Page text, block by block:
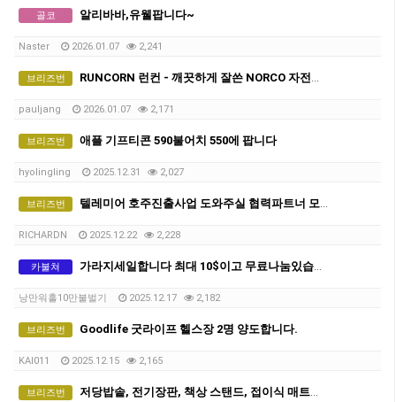
골코 알리바바,유웰팝니다~
Naster 2026.01.07 2,241
브리즈번 RUNCORN 런컨 - 깨끗하게 잘쓴 NORCO 자전거 150달러팝니다(조미료공짜로드립니다 오픈채팅 링크로)
pauljang 2026.01.07 2,171
브리즈번 애플 기프티콘 590불어치 550에 팝니다
hyolingling 2025.12.31 2,027
브리즈번 텔레미어 호주진출사업 도와주실 협력파트너 모집
RICHARDN 2025.12.22 2,228
카불쳐 가라지세일합니다 최대 10$이고 무료나눔있습니다. 쉐어하시는 분들 필요한 물건 많습니다.
낭만워홀10만불벌기 2025.12.17 2,182
브리즈번 Goodlife 굿라이프 헬스장 2명 양도합니다.
KAI011 2025.12.15 2,165
브리즈번 저당밥솥, 전기장판, 책상 스탠드, 접이식 매트리스, 샤오미멀티탭 저렴하게 판매합니다